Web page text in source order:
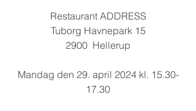
Restaurant ADDRESS
Tuborg Havnepark 15
2900  Hellerup
Mandag den 29. april 2024 kl. 15.30-
17.30